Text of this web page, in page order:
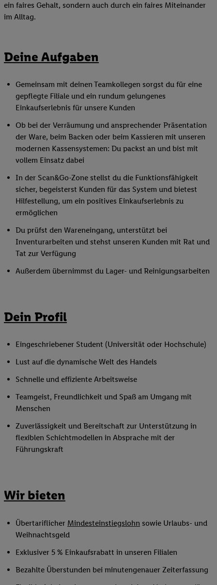
ein faires Gehalt, sondern auch durch ein faires Miteinander
im Alltag.
Deine Aufgaben
Gemeinsam mit deinen Teamkollegen sorgst du für eine
gepflegte Filiale und ein rundum gelungenes
Einkaufserlebnis für unsere Kunden
Ob bei der Verräumung und ansprechender Präsentation
der Ware, beim Backen oder beim Kassieren mit unseren
modernen Kassensystemen: Du packst an und bist mit
vollem Einsatz dabei
In der Scan&Go-Zone stellst du die Funktionsfähigkeit
sicher, begeisterst Kunden für das System und bietest
Hilfestellung, um ein positives Einkaufserlebnis zu
ermöglichen
Du prüfst den Wareneingang, unterstützt bei
Inventurarbeiten und stehst unseren Kunden mit Rat und
Tat zur Verfügung
Außerdem übernimmst du Lager- und Reinigungsarbeiten
Dein Profil
Eingeschriebener Student (Universität oder Hochschule)
Lust auf die dynamische Welt des Handels
Schnelle und effiziente Arbeitsweise
Teamgeist, Freundlichkeit und Spaß am Umgang mit
Menschen
Zuverlässigkeit und Bereitschaft zur Unterstützung in
flexiblen Schichtmodellen in Absprache mit der
Führungskraft
Wir bieten
Übertariflicher Mindesteinstiegslohn sowie Urlaubs- und
Weihnachtsgeld
Exklusiver 5 % Einkaufsrabatt in unseren Filialen
Bezahlte Überstunden bei minutengenauer Zeiterfassung